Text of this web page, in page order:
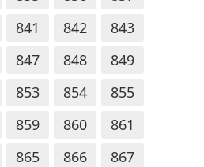
841 842
843
847 848
849
853 854
855
859 860
861
865 866
867